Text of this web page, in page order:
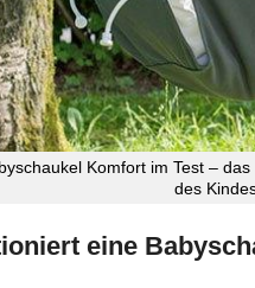
Komfort im Test –
des
eine